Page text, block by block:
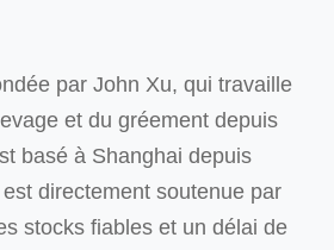
par John Xu, qui travaille
et du gréement depuis
basé à Shanghai depuis
directement soutenue par
stocks fiables et un délai de